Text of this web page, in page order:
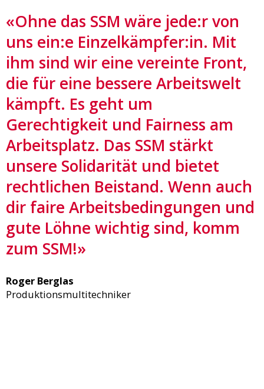
«Ohne das SSM wäre jede:r von
uns ein:e Einzelkämpfer:in. Mit
ihm sind wir eine vereinte Front,
die für eine bessere Arbeitswelt
kämpft. Es geht um
Gerechtigkeit und Fairness am
Arbeitsplatz. Das SSM stärkt
unsere Solidarität und bietet
rechtlichen Beistand. Wenn auch
dir faire Arbeitsbedingungen und
gute Löhne wichtig sind, komm
zum SSM!»
Roger Berglas
Produktionsmultitechniker